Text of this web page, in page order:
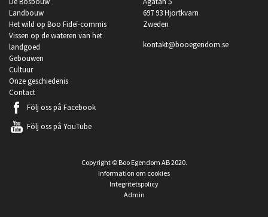
Landbouw
Het wild op Boo Fideï-commis
Vissen op de wateren van het
landgoed
Gebouwen
Cultuur
Onze geschiedenis
Contact
697 93 Hjortkvarn
Zweden
kontakt@booegendom.se
Följ oss på Facebook
Följ oss på YouTube
Copyright © Boo Egendom AB 2020.
Information om cookies
Integritetspolicy
Admin